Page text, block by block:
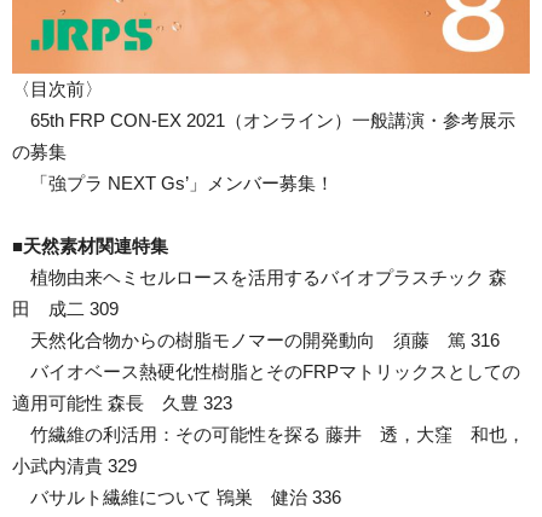
〈目次前〉
65th FRP CON-EX 2021（オンライン）一般講演・参考展示
の募集
「強プラ NEXT Gs’」メンバー募集！
■天然素材関連特集
植物由来ヘミセルロースを活用するバイオプラスチック 森
田 成二 309
天然化合物からの樹脂モノマーの開発動向 須藤 篤 316
バイオベース熱硬化性樹脂とそのFRPマトリックスとしての
適用可能性 森長 久豊 323
竹繊維の利活用：その可能性を探る 藤井 透，大窪 和也，
小武内清貴 329
バサルト繊維について 鴇巣 健治 336